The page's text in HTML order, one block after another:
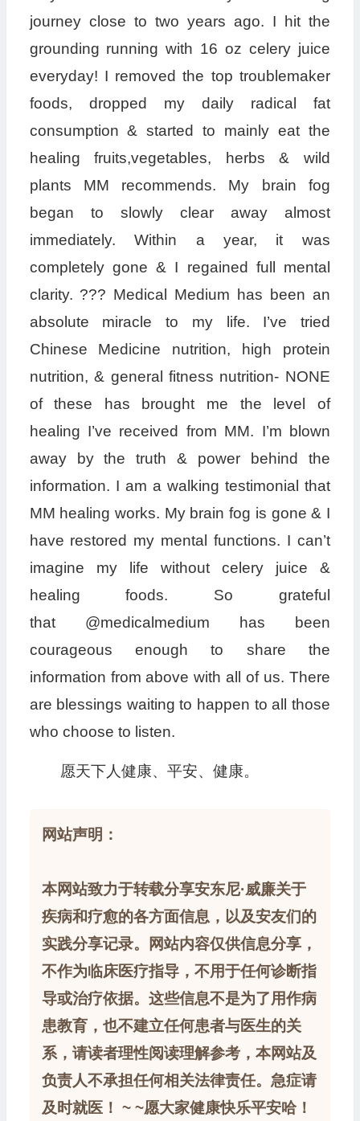
journey close to two years ago. I hit the
grounding running with 16 oz celery juice
everyday! I removed the top troublemaker
foods, dropped my daily radical fat
consumption & started to mainly eat the
healing fruits,vegetables, herbs & wild
plants MM recommends. My brain fog
began to slowly clear away almost
immediately. Within a year, it was
completely gone & I regained full mental
clarity. ??? Medical Medium has been an
absolute miracle to my life. I’ve tried
Chinese Medicine nutrition, high protein
nutrition, & general fitness nutrition- NONE
of these has brought me the level of
healing I’ve received from MM. I’m blown
away by the truth & power behind the
information. I am a walking testimonial that
MM healing works. My brain fog is gone & I
have restored my mental functions. I can’t
imagine my life without celery juice &
healing foods. So grateful
that @medicalmedium has been
courageous enough to share the
information from above with all of us. There
are blessings waiting to happen to all those
who choose to listen.
愿天下人健康、平安、健康。
网站声明：
本网站致力于转载分享安东尼·威廉关于
疾病和疗愈的各方面信息，以及安友们的
实践分享记录。网站内容仅供信息分享，
不作为临床医疗指导，不用于任何诊断指
导或治疗依据。这些信息不是为了用作病
患教育，也不建立任何患者与医生的关
系，请读者理性阅读理解参考，本网站及
负责人不承担任何相关法律责任。急症请
及时就医！ ~ ~愿大家健康快乐平安哈！